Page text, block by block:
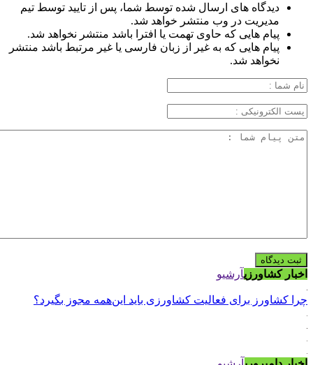
دیدگاه های ارسال شده توسط شما، پس از تایید توسط تیم
مدیریت در وب منتشر خواهد شد.
پیام هایی که حاوی تهمت یا افترا باشد منتشر نخواهد شد.
پیام هایی که به غیر از زبان فارسی یا غیر مرتبط باشد منتشر
نخواهد شد.
اخبار کشاورزیآرشیو
چرا کشاورز برای فعالیت کشاورزی باید این‌همه مجوز بگیرد؟